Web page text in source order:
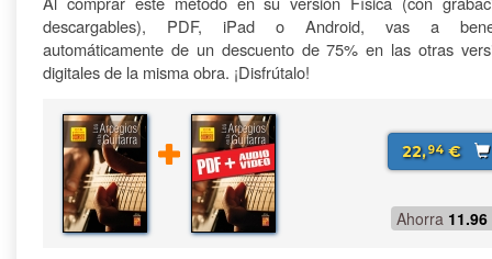
descargables), PDF, iPad o Android, vas a
automáticamente de un descuento de 75% en las otras
digitales de la misma obra. ¡Disfrútalo!
22,94€
Ahorra 11.96